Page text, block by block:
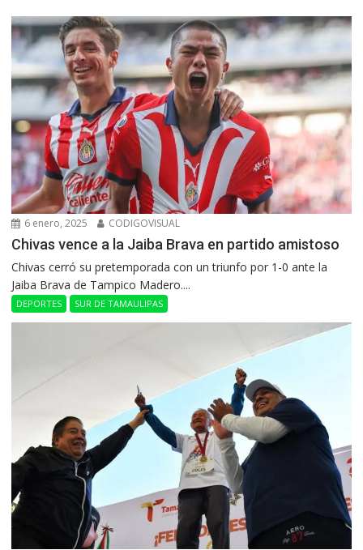
6 enero, 2025 CODIGOVISUAL
Chivas vence a la Jaiba Brava en partido amistoso
Chivas cerró su pretemporada con un triunfo por 1-0 ante la
Jaiba Brava de Tampico Madero....
DEPORTES SUR DE TAMAULIPAS